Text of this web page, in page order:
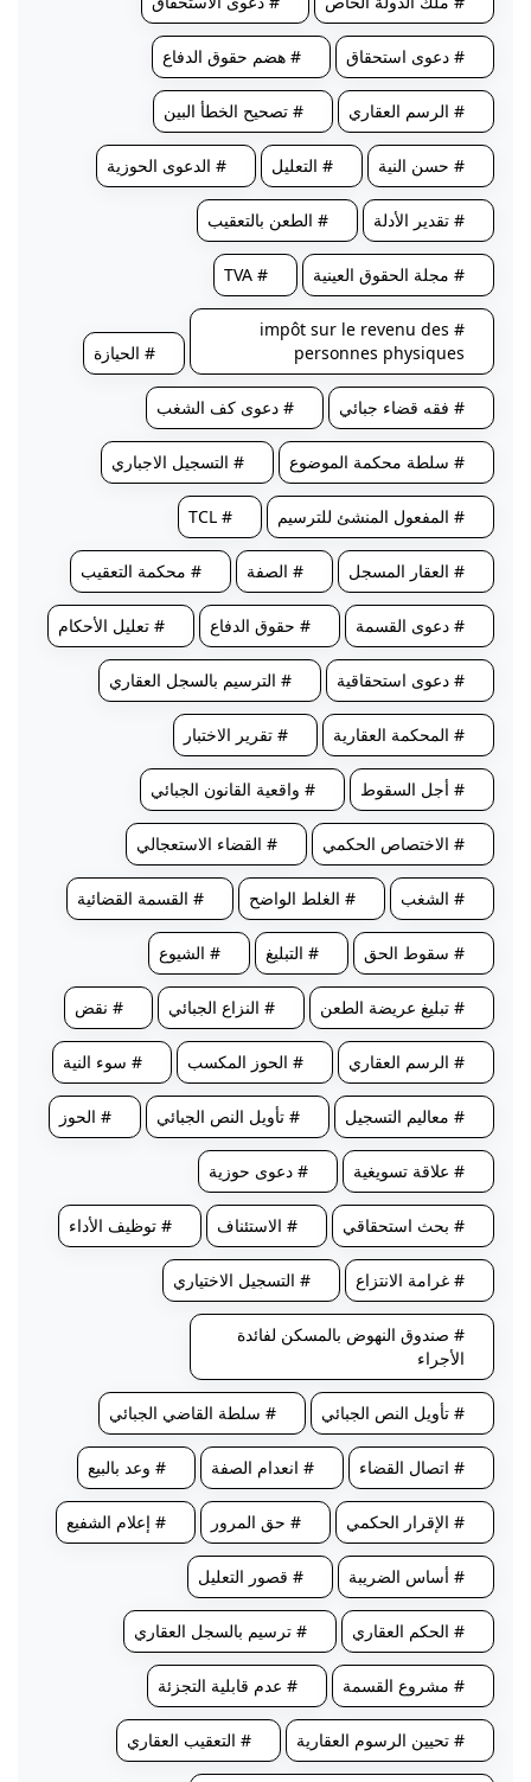
# دعوى استحقاق # هضم حقوق الدفاع
# الرسم العقاري # تصحيح الخطأ البين
# حسن النية # التعليل # الدعوى الحوزية
# تقدير الأدلة # الطعن بالتعقيب
# مجلة الحقوق العينية # TVA
# impôt sur le revenu des
personnes physiques
# الحيازة
# فقه قضاء جبائي # دعوى كف الشغب
# سلطة محكمة الموضوع # التسجيل الاجباري
# المفعول المنشئ للترسيم # TCL
# العقار المسجل # الصفة # محكمة التعقيب
# دعوى القسمة # حقوق الدفاع # تعليل الأحكام
# دعوى استحقاقية # الترسيم بالسجل العقاري
# المحكمة العقارية # تقرير الاختبار
# أجل السقوط # واقعية القانون الجبائي
# الاختصاص الحكمي # القضاء الاستعجالي
# الشغب # الغلط الواضح # القسمة القضائية
# سقوط الحق # التبليغ # الشيوع
# تبليغ عريضة الطعن # النزاع الجبائي # نقض
# الرسم العقاري # الحوز المكسب # سوء النية
# معاليم التسجيل # تأويل النص الجبائي # الحوز
# علاقة تسويغية # دعوى حوزية
# بحث استحقاقي # الاستئناف # توظيف الأداء
# غرامة الانتزاع # التسجيل الاختياري
# صندوق النهوض بالمسكن لفائدة
الأجراء
# تأويل النص الجبائي # سلطة القاضي الجبائي
# اتصال القضاء # انعدام الصفة # وعد بالبيع
# الإقرار الحكمي # حق المرور # إعلام الشفيع
# أساس الضريبة # قصور التعليل
# الحكم العقاري # ترسيم بالسجل العقاري
# مشروع القسمة # عدم قابلية التجزئة
# تحيين الرسوم العقارية # التعقيب العقاري